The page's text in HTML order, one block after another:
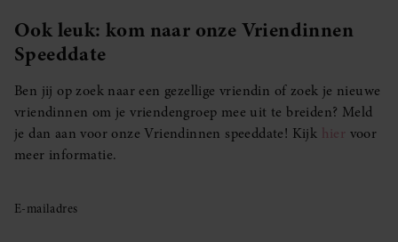
Ook leuk: kom naar onze Vriendinnen
Speeddate
Ben jij op zoek naar een gezellige vriendin of zoek je nieuwe
vriendinnen om je vriendengroep mee uit te breiden? Meld
je dan aan voor onze Vriendinnen speeddate! Kijk hier voor
meer informatie.
E-mailadres